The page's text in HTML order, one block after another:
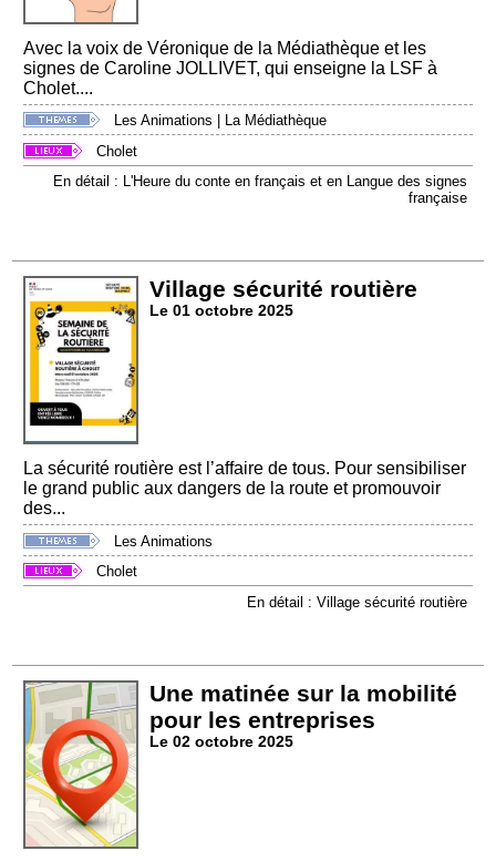
Avec la voix de Véronique de la Médiathèque et les
signes de Caroline JOLLIVET, qui enseigne la LSF à
Cholet....
Les Animations
La Médiathèque
Cholet
En détail : L'Heure du conte en français et en Langue des signes
française
Village sécurité routière
Le 01 octobre 2025
La sécurité routière est l’affaire de tous. Pour sensibiliser
le grand public aux dangers de la route et promouvoir
des...
Les Animations
Cholet
En détail : Village sécurité routière
Une matinée sur la mobilité
pour les entreprises
Le 02 octobre 2025